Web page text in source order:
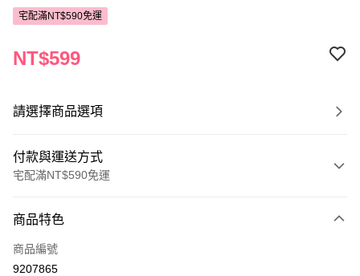
宅配滿NT$590免運
NT$599
請選擇商品選項
付款與運送方式
宅配滿NT$590免運
POYA支付
信用卡一次付款
商品特色
商品編號
9207865